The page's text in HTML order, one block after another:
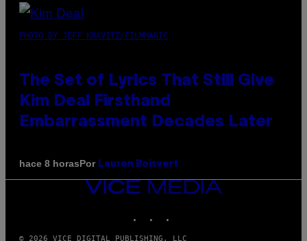
PHOTO BY JEFF KRAVITZ/FILMMAGIC
The Set of Lyrics That Still Give
Kim Deal Firsthand
Embarrassment Decades Later
hace 8 horasPor Lauren Boisvert
VICE
MEDIA
© 2026 VICE DIGITAL PUBLISHING, LLC